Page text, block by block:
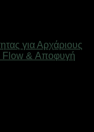
για Αρχάριους
Flow & Αποφυγή